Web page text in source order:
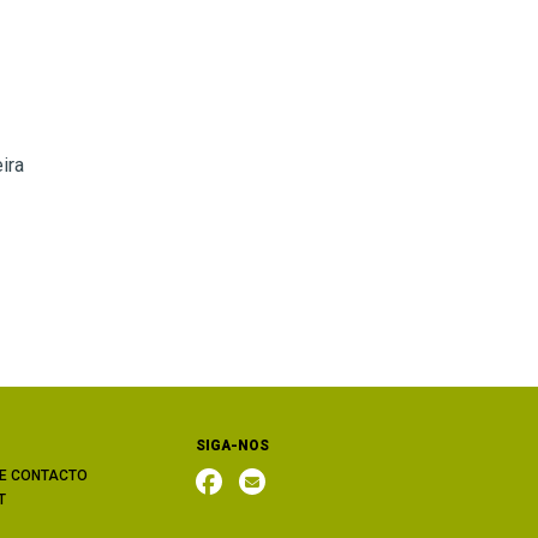
CONTACTO
SIGA-NOS